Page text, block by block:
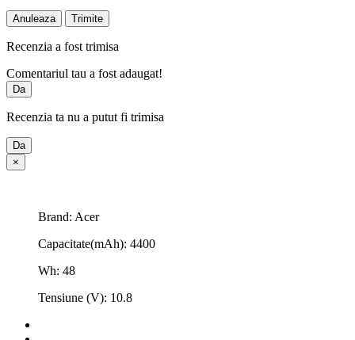
Anuleaza Trimite
Recenzia a fost trimisa
Comentariul tau a fost adaugat!
Da
Recenzia ta nu a putut fi trimisa
Da
×
Brand: Acer
Capacitate(mAh): 4400
Wh: 48
Tensiune (V): 10.8